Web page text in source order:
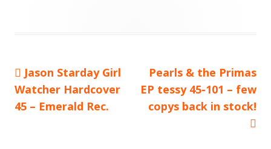
Beitragsnavigation
Vorheriger
Beitrag:
Jason Starday Girl
Watcher Hardcover
45 – Emerald Rec.
Nächster
Beitrag
Pearls & the Primas
EP tessy 45-101 – few
copys back in stock!